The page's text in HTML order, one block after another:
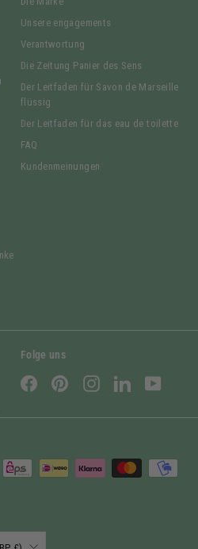
Unsere engagements
Verantwortung
Die Zeitung Panier des Sens
Der Leitfaden für Savon de Marseille
flüssig
Der Leitfaden für das eau de toilette
FAQ
Kundenmeinungen
Folge uns
FacebookPinterestInstagramLinkedIn